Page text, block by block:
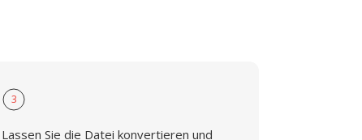
3
Lassen Sie die Datei konvertieren und